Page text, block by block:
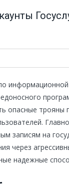
опасные
записям на
через
надежные